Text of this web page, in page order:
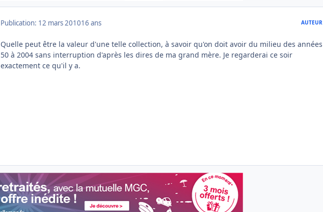
Publication: 12 mars 201016 ans AUTEUR
Quelle peut être la valeur d'une telle collection, à savoir qu'on doit avoir du milieu des années
50 à 2004 sans interruption d'après les dires de ma grand mère. Je regarderai ce soir
exactement ce qu'il y a.